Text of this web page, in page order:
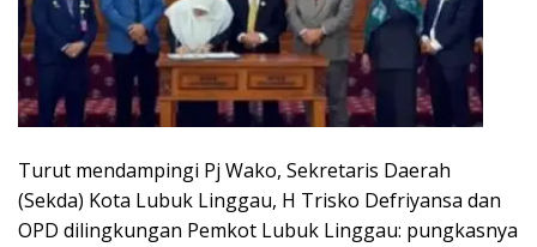
Turut mendampingi Pj Wako, Sekretaris Daerah
(Sekda) Kota Lubuk Linggau, H Trisko Defriyansa dan
OPD dilingkungan Pemkot Lubuk Linggau: pungkasnya